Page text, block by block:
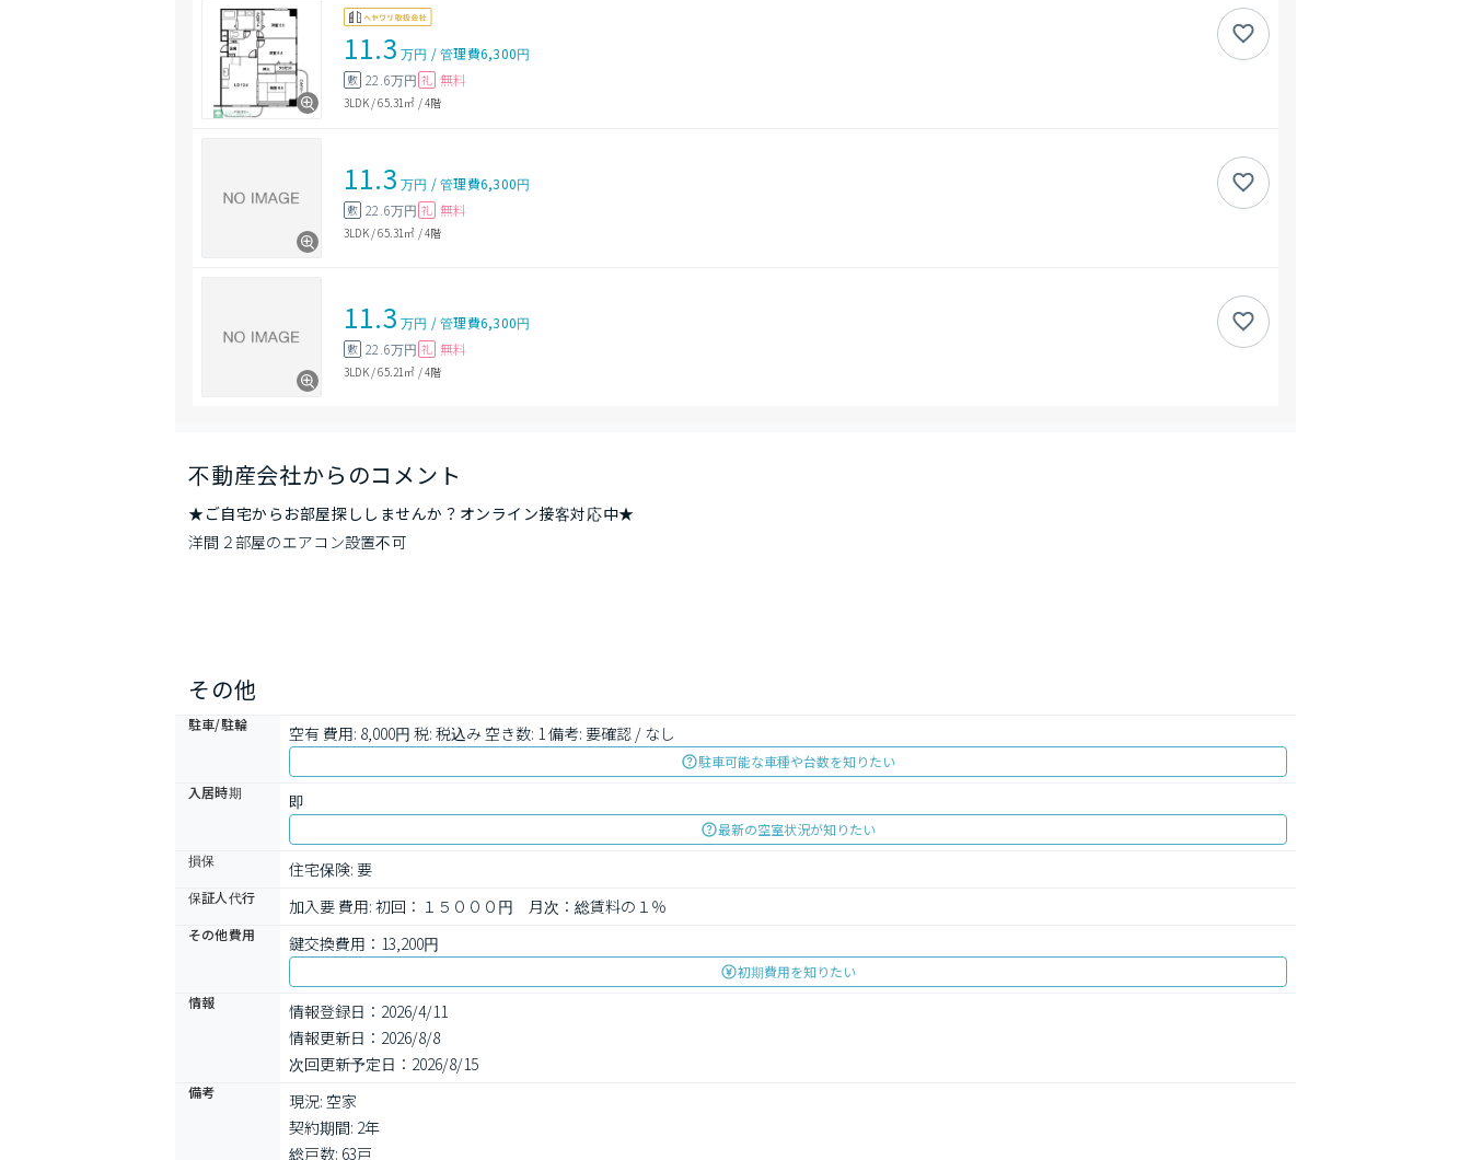
11.3 万円 /管理費6,300円
敷 22.6万円 礼 無料
3LDK/65.31㎡ /4階
11.3 万円 /管理費6,300円
敷 22.6万円 礼 無料
3LDK/65.31㎡ /4階
11.3 万円 /管理費6,300円
敷 22.6万円 礼 無料
3LDK/65.21㎡ /4階
不動産会社からのコメント
★ご自宅からお部屋探ししませんか？オンライン接客対応中★
洋間２部屋のエアコン設置不可
その他
駐車/駐輪 空有 費用: 8,000円 税: 税込み 空き数: 1 備考: 要確認 / なし
駐車可能な車種や台数を知りたい
入居時期
即
最新の空室状況が知りたい
損保
住宅保険: 要
保証人代行 加入要 費用: 初回：１５０００円　月次：総賃料の１％
その他費用 鍵交換費用：13,200円
初期費用を知りたい
情報
情報登録日：2026/4/11
情報更新日：2026/8/8
次回更新予定日：2026/8/15
備考
現況: 空家
契約期間: 2年
総戸数: 63戸